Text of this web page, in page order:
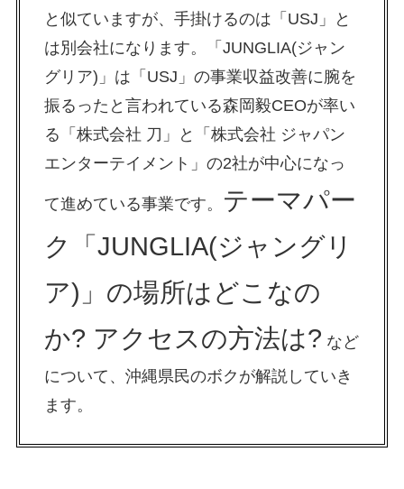
と似ていますが、手掛けるのは「USJ」と
は別会社になります。「JUNGLIA(ジャン
グリア)」は「USJ」の事業収益改善に腕を
振るったと言われている森岡毅CEOが率い
る「株式会社 刀」と「株式会社 ジャパン
エンターテイメント」の2社が中心になっ
て進めている事業です。
テーマパー
ク「JUNGLIA(ジャングリ
ア)」の場所はどこなの
か? アクセスの方法は? など
について、沖縄県民のボクが解説していき
ます。